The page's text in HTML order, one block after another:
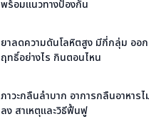
พร้อมแนวทางป้องกัน
ยาลดความดันโลหิตสูง มีกี่กลุ่ม ออก
ฤทธิ์อย่างไร กินตอนไหน
ภาวะกลืนลำบาก อาการกลืนอาหารไ
ลง สาเหตุและวิธีฟื้นฟู